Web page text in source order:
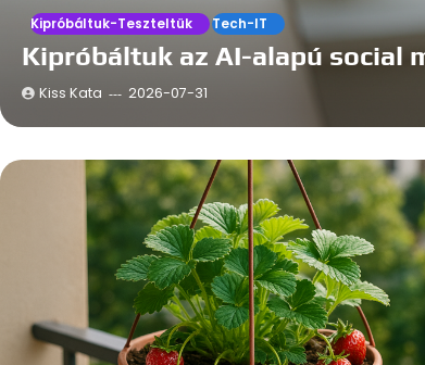
Kipróbáltuk-Teszteltük Tech-IT
Kipróbáltuk az AI-alapú social
Kiss Kata 2026-07-31